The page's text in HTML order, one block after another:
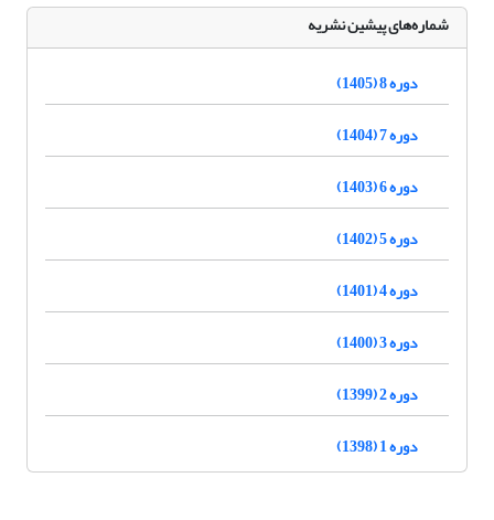
شماره‌های پیشین نشریه
دوره 8 (1405)
دوره 7 (1404)
دوره 6 (1403)
دوره 5 (1402)
دوره 4 (1401)
دوره 3 (1400)
دوره 2 (1399)
دوره 1 (1398)